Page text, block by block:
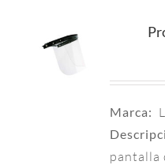
Marca:
pantalla